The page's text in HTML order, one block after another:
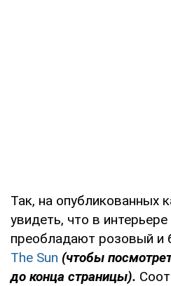
Так, на опубликованных
увидеть, что в
преобладают розовый и
The Sun (чтобы по
до конца страницы).